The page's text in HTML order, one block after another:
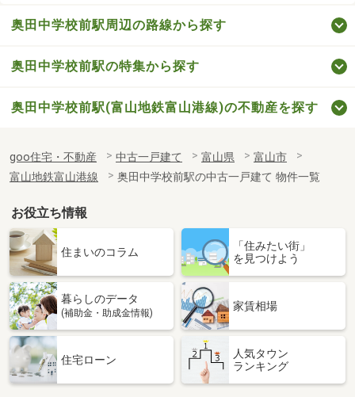
奥田中学校前駅周辺の路線から探す
奥田中学校前駅の特集から探す
奥田中学校前駅(富山地鉄富山港線)の不動産を探す
goo住宅・不動産 中古一戸建て 富山県
富山市
富山地鉄富山港線
奥田中学校前駅の中古一戸建て 物件一覧
お役立ち情報
住まいのコラム
「住みたい街」
を見つけよう
暮らしのデータ
(補助金・助成金情報)
家賃相場
住宅ローン
人気タウン
ランキング